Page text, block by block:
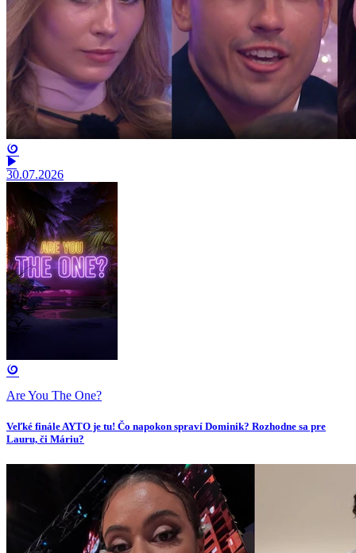
30.07.2026
Are You The One?
Veľké finále AYTO je tu! Čo napokon spraví Dominik? Rozhodne sa pre
Lauru, či Máriu?